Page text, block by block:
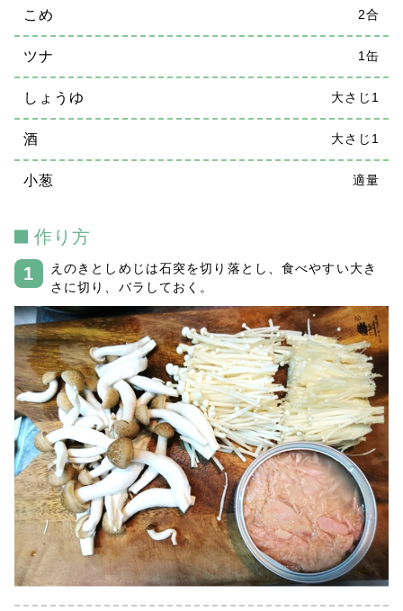
こめ 2合
ツナ 1缶
しょうゆ 大さじ1
酒 大さじ1
小葱 適量
作り方
えのきとしめじは石突を切り落とし、食べやすい大き
さに切り、バラしておく。